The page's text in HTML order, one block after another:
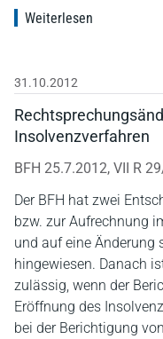
Weiterlesen
31.10.2012
Insolvenzverfahren
BFH 25.7.2012, VII R
Der BFH hat zwei
bzw. zur Aufrechnung
und auf eine Änderung
hingewiesen. Danach
zulässig, wenn der
Eröffnung des
bei der Berichtigung